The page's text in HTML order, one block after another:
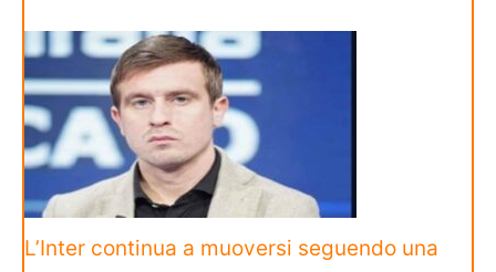
L’Inter continua a muoversi seguendo una